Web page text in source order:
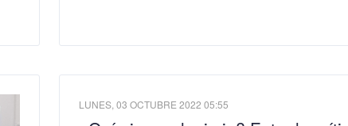
LUNES, 03 OCTUBRE 2022 05:55